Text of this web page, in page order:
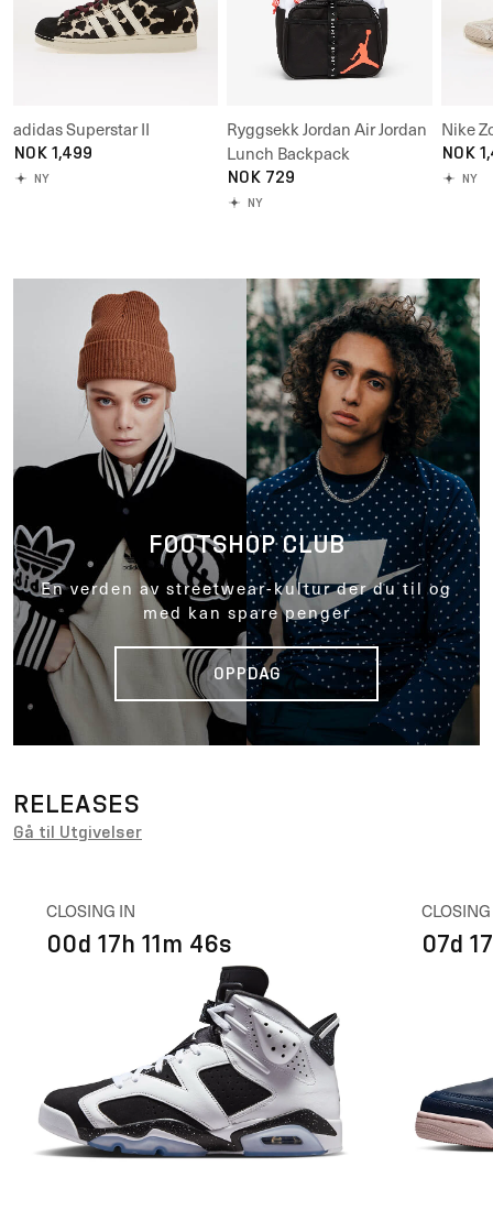
adidas Superstar II
NOK 1,499
NY
Ryggsekk Jordan Air Jordan
Lunch Backpack
NOK 729
NY
Nike
NOK
NY
FOOTSHOP CLUB
En verden av streetwear-kultur der du til og
med kan spare penger
OPPDAG
RELEASES
Gå til Utgivelser
CLOSING IN
00d 17h 11m 45s 07d